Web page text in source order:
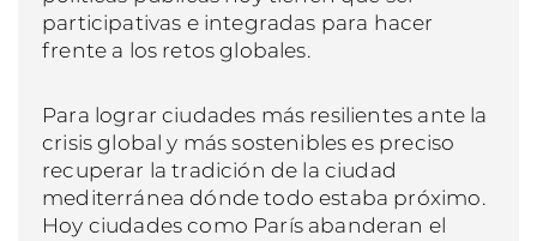
participativas e integradas para hacer
frente a los retos globales.
Para lograr ciudades más resilientes ante la
crisis global y más sostenibles es preciso
recuperar la tradición de la ciudad
mediterránea dónde todo estaba próximo.
Hoy ciudades como París abanderan el